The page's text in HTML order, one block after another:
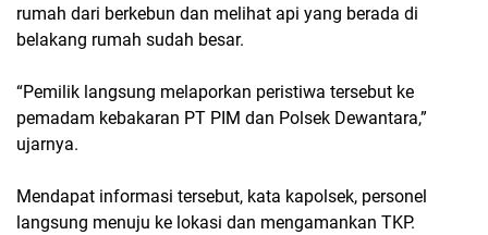
rumah dari berkebun dan melihat api yang berada di
belakang rumah sudah besar.
“Pemilik langsung melaporkan peristiwa tersebut ke
pemadam kebakaran PT PIM dan Polsek Dewantara,”
ujarnya.
Mendapat informasi tersebut, kata kapolsek, personel
langsung menuju ke lokasi dan mengamankan TKP.